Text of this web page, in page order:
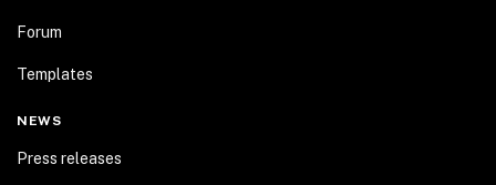
Forum
Templates
NEWS
Press releases